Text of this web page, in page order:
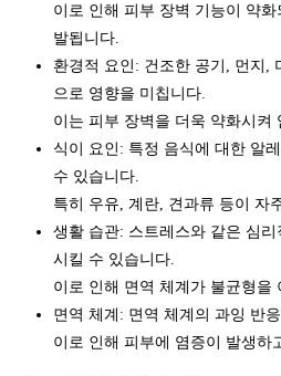
이로 인해 피부 장벽 기능이 약
발됩니다.
환경적 요인: 건조한 공기, 먼지,
으로 영향을 미칩니다.
이는 피부 장벽을 더욱 약화시켜
식이 요인: 특정 음식에 대한 알
수 있습니다.
특히 우유, 계란, 견과류 등이 자
생활 습관: 스트레스와 같은 심
시킬 수 있습니다.
이로 인해 면역 체계가 불균형을
면역 체계: 면역 체계의 과잉 반
이로 인해 피부에 염증이 발생하